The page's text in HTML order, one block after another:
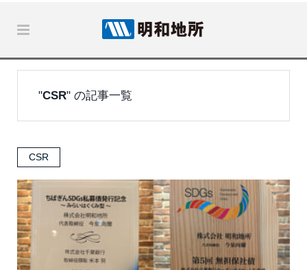
"CSR" の記事一覧
CSR